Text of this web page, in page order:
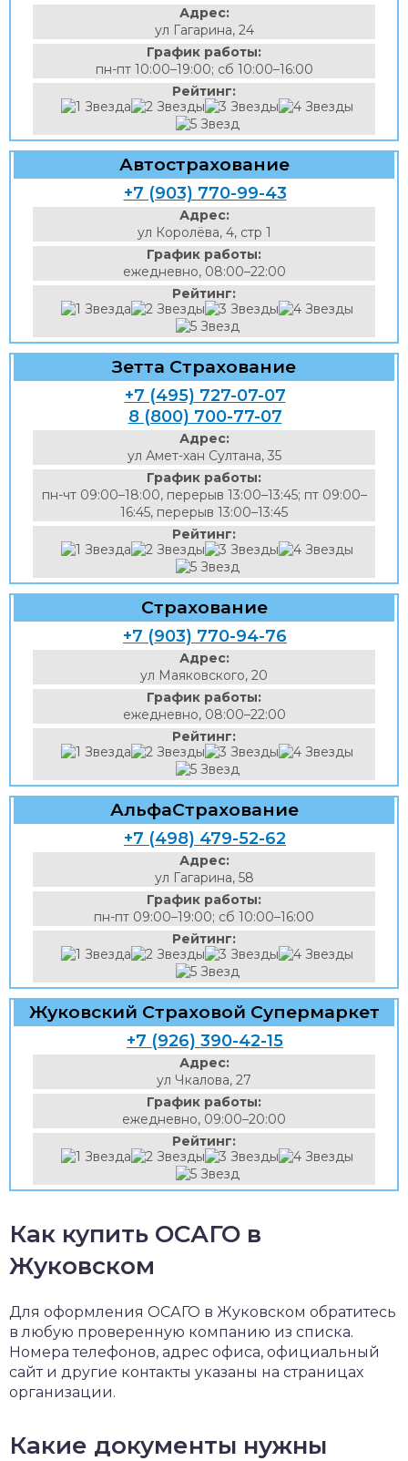
Адрес:
ул Гагарина, 24
График работы:
пн-пт 10:00–19:00; сб 10:00–16:00
Рейтинг:
Автострахование
+7 (903) 770-99-43
Адрес:
ул Королёва, 4, стр 1
График работы:
ежедневно, 08:00–22:00
Рейтинг:
Зетта Страхование
+7 (495) 727-07-07
8 (800) 700-77-07
Адрес:
ул Амет-хан Султана, 35
График работы:
пн-чт 09:00–18:00, перерыв 13:00–13:45; пт 09:00–
16:45, перерыв 13:00–13:45
Рейтинг:
Страхование
+7 (903) 770-94-76
Адрес:
ул Маяковского, 20
График работы:
ежедневно, 08:00–22:00
Рейтинг:
АльфаСтрахование
+7 (498) 479-52-62
Адрес:
ул Гагарина, 58
График работы:
пн-пт 09:00–19:00; сб 10:00–16:00
Рейтинг:
Жуковский Страховой Супермаркет
+7 (926) 390-42-15
Адрес:
ул Чкалова, 27
График работы:
ежедневно, 09:00–20:00
Рейтинг:
Как купить ОСАГО в
Жуковском
Для оформления ОСАГО в Жуковском обратитесь
в любую проверенную компанию из списка.
Номера телефонов, адрес офиса, официальный
сайт и другие контакты указаны на страницах
организации.
Какие документы нужны